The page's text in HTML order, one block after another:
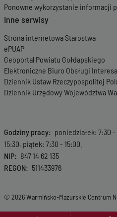
Ponowne wykorzystanie informacji
Inne serwisy
Strona internetowa Starostwa
ePUAP
Geoportal Powiatu Gołdapskiego
Elektroniczne Biuro Obsługi
Dziennik Ustaw Rzeczypospolitej
Dziennik Urzędowy Województwa
Godziny pracy
poniedziałek: 7:30
15:30, piątek: 7:30 - 15:00.
NIP
847 14 62 135
REGON
511433976
© 2026 Warmińsko-Mazurskie Centrum